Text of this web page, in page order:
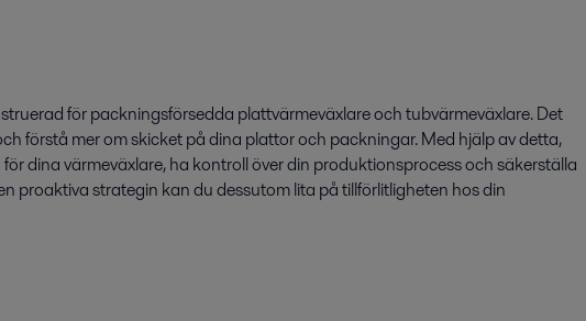
för packningsförsedda plattvärmeväxlare och tubvärmeväxlare. Det
förstå mer om skicket på dina plattor och packningar. Med hjälp av detta,
dina värmeväxlare, ha kontroll över din produktionsprocess och säkerställa
proaktiva strategin kan du dessutom lita på tillförlitligheten hos din